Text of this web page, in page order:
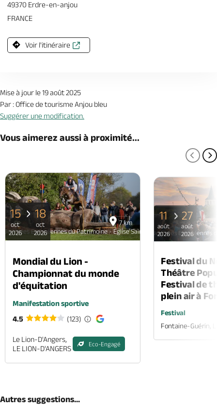
49370 Erdre-en-anjou
FRANCE
Voir l'itinéraire
Mise à jour le 19 août 2025
Par : Office de tourisme Anjou bleu
Suggérer une modification.
Vous aimerez aussi à proximité...
7 km
Journées Européennes du Patrimoine - Église Saint-Didier
15
oct
2026
18
oct
2026
Mondial du Lion -
Championnat du monde
d'équitation
Manifestation sportive
4.5
(123)
Le Lion-D'Angers,
LE LION-D'ANGERS
Eco-Engagé
Journées
11
août
2026
27
août
2026
Festival du
Théâtre
Festival de
plein air à
Festival
Fontaine-Guérin,
Autres suggestions...